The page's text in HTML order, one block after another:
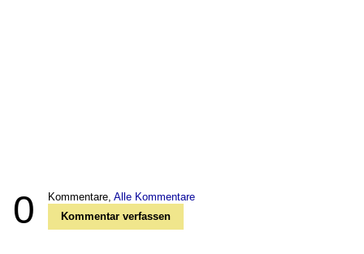
0 Kommentare, Alle Kommentare
Kommentar verfassen